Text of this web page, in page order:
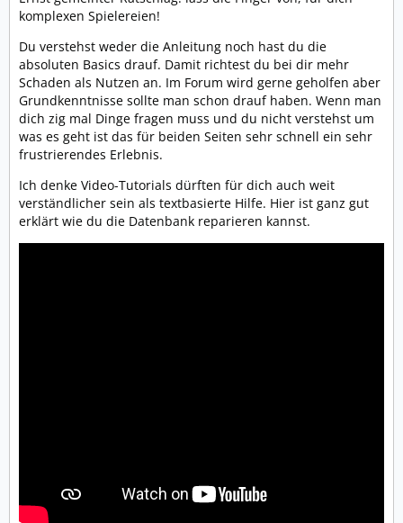
komplexen Spielereien!
Du verstehst weder die Anleitung noch hast du die
absoluten Basics drauf. Damit richtest du bei dir mehr
Schaden als Nutzen an. Im Forum wird gerne geholfen aber
Grundkenntnisse sollte man schon drauf haben. Wenn man
dich zig mal Dinge fragen muss und du nicht verstehst um
was es geht ist das für beiden Seiten sehr schnell ein sehr
frustrierendes Erlebnis.
Ich denke Video-Tutorials dürften für dich auch weit
verständlicher sein als textbasierte Hilfe. Hier ist ganz gut
erklärt wie du die Datenbank reparieren kannst.